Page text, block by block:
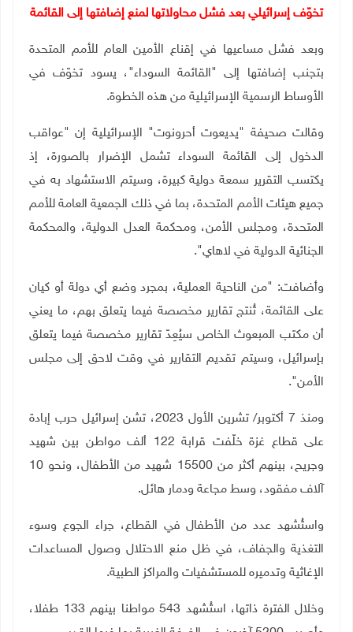
تخوّف إسرائيلي بعد فشل محاولاتها لمنع إضافتها إلى القائمة
وبعد فشل مساعيها في إقناع الأمين العام للأمم المتحدة
بتجنب إضافتها إلى "القائمة السوداء"، يسود تخوّف في
الأوساط الرسمية الإسرائيلية من هذه الخطوة.
وقالت صحيفة "يديعوت أحرونوت" الإسرائيلية إن "عواقب
الدخول إلى القائمة السوداء تشمل الإضرار بالصورة، إذ
يكتسب التقرير سمعة دولية كبيرة، وسيتم الاستشهاد به في
جميع هيئات الأمم المتحدة، بما في ذلك الجمعية العامة للأمم
المتحدة، ومجلس الأمن، ومحكمة العدل الدولية، والمحكمة
الجنائية الدولية في لاهاي".
وأضافت: "من الناحية العملية، بمجرد وضع أي دولة أو كيان
على القائمة، تُنتج تقارير مخصصة فيما يتعلق بهم، ما يعني
أن مكتب المبعوث الخاص سيُعِدّ تقارير مخصصة فيما يتعلق
بإسرائيل، وسيتم تقديم التقارير في وقت لاحق إلى مجلس
الأمن".
ومنذ 7 أكتوبر/ تشرين الأول 2023، تشن إسرائيل حرب إبادة
على قطاع غزة خلّفت قرابة 122 ألف مواطن بين شهيد
وجريح، بينهم أكثر من 15500 شهيد من الأطفال، ونحو 10
آلاف مفقود، وسط مجاعة ودمار هائل.
واستُشهد عدد من الأطفال في القطاع، جراء الجوع وسوء
التغذية والجفاف، في ظل منع الاحتلال وصول المساعدات
الإغاثية وتدميره للمستشفيات والمراكز الطبية.
وخلال الفترة ذاتها، استُشهد 543 مواطنا بينهم 133 طفلا،